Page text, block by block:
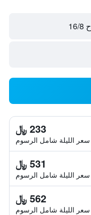
ح 16/8
233 ﷼
سعر الليلة شامل الرسوم
531 ﷼
سعر الليلة شامل الرسوم
562 ﷼
سعر الليلة شامل الرسوم